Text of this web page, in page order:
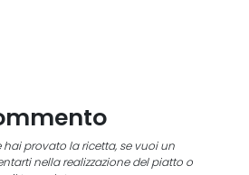
provato la ricetta, se vuoi un
nella realizzazione del piatto o